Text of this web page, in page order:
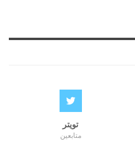
تويتر
متابعين